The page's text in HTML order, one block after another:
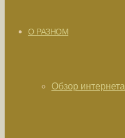
О РАЗНОМ
Обзор интернета